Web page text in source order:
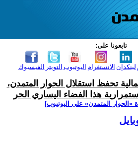
تابعونا على:
الفيسبوك التويتر اليوتيوب الانستغرام لينكدإن
تحفظ استقلال الحوار المتمدن،
هذا الفضاء اليساري الحر
‫«الحوار المتمدن» على اليوتيوب]